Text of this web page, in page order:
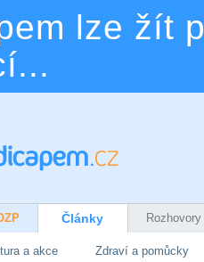
lze žít
Články Rozhovory
a akce Zdraví a pomůcky